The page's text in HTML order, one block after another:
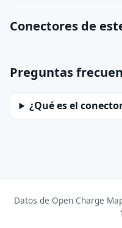
Conectores de
Preguntas
¿Qué es el
Datos de Open Charge